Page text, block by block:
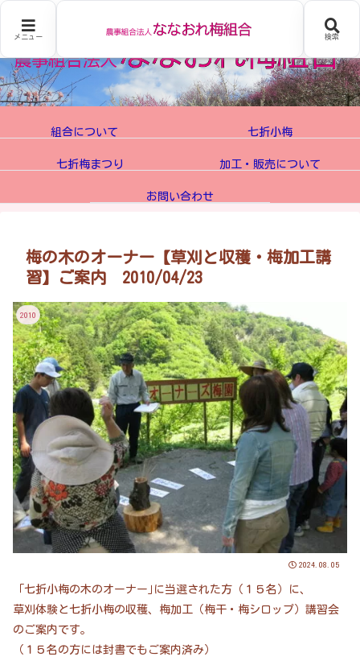
組合について 七折小梅
七折梅まつり 加工・販売について
お問い合わせ
梅の木のオーナー【草刈と収穫・梅加工講
習】ご案内 2010/04/23
2010
2024.08.05
「七折小梅の木のオーナー｣に当選された方（１５名）に、
草刈体験と七折小梅の収穫、梅加工（梅干・梅シロップ）講習会
のご案内です。
（１５名の方には封書でもご案内済み）
メニュー 検索